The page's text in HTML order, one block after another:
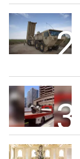
2
3